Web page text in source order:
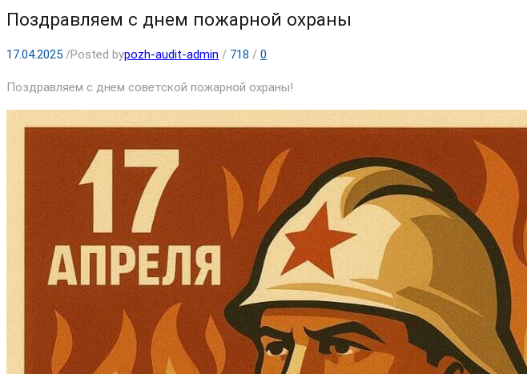
Поздравляем с днем пожарной охраны
17.04.2025 /Posted bypozh-audit-admin / 718 / 0
Поздравляем с днем советской пожарной охраны!